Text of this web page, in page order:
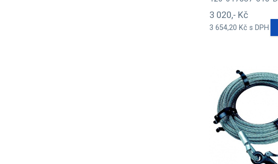
3 020,- Kč
3 654,20 Kč s DPH